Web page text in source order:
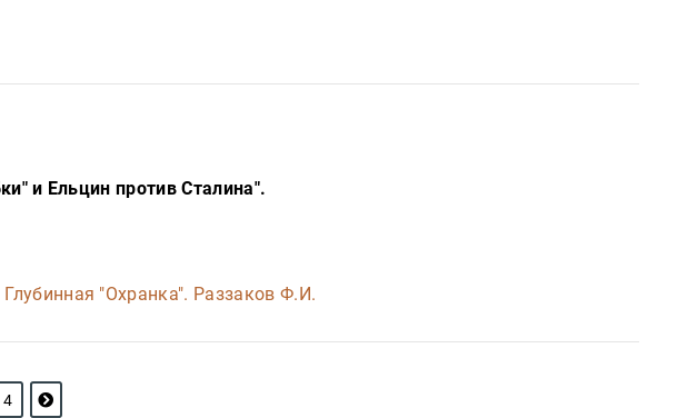
и Ельцин против Сталина".
"Охранка". Раззаков Ф.И.
4